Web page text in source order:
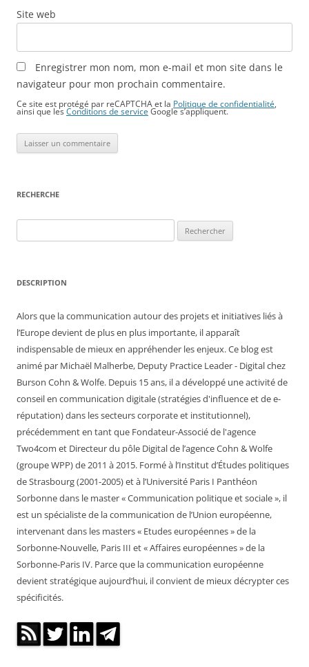
Site web
Enregistrer mon nom, mon e-mail et mon site dans le
navigateur pour mon prochain commentaire.
Ce site est protégé par reCAPTCHA et la Politique de confidentialité
ainsi que lesConditions de service Google s’appliquent.
RECHERCHE
DESCRIPTION
Alors que la communication autour des projets et initiatives liés à
l’Europe devient de plus en plus importante, il apparaît
indispensable de mieux en appréhender les enjeux. Ce blog est
animé par Michaël Malherbe, Deputy Practice Leader - Digital chez
Burson Cohn & Wolfe. Depuis 15 ans, il a développé une activité de
conseil en communication digitale (stratégies d'influence et de e-
réputation) dans les secteurs corporate et institutionnel),
précédemment en tant que Fondateur-Associé de l'agence
Two4com et Directeur du pôle Digital de l’agence Cohn & Wolfe
(groupe WPP) de 2011 à 2015. Formé à l’Institut d’Études politiques
de Strasbourg (2001-2005) et à l’Université Paris I Panthéon
Sorbonne dans le master « Communication politique et sociale », il
est un spécialiste de la communication de l’Union européenne,
intervenant dans les masters « Etudes européennes » de la
Sorbonne-Nouvelle, Paris III et « Affaires européennes » de la
Sorbonne-Paris IV. Parce que la communication européenne
devient stratégique aujourd’hui, il convient de mieux décrypter ces
spécificités.